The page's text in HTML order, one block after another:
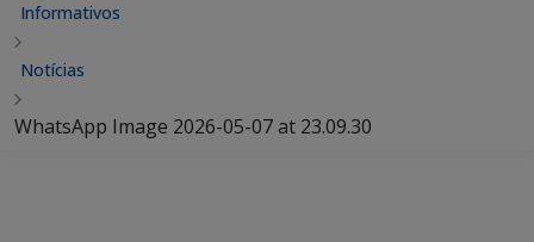
Informativos
Notícias
WhatsApp Image 2026-05-07 at 23.09.30